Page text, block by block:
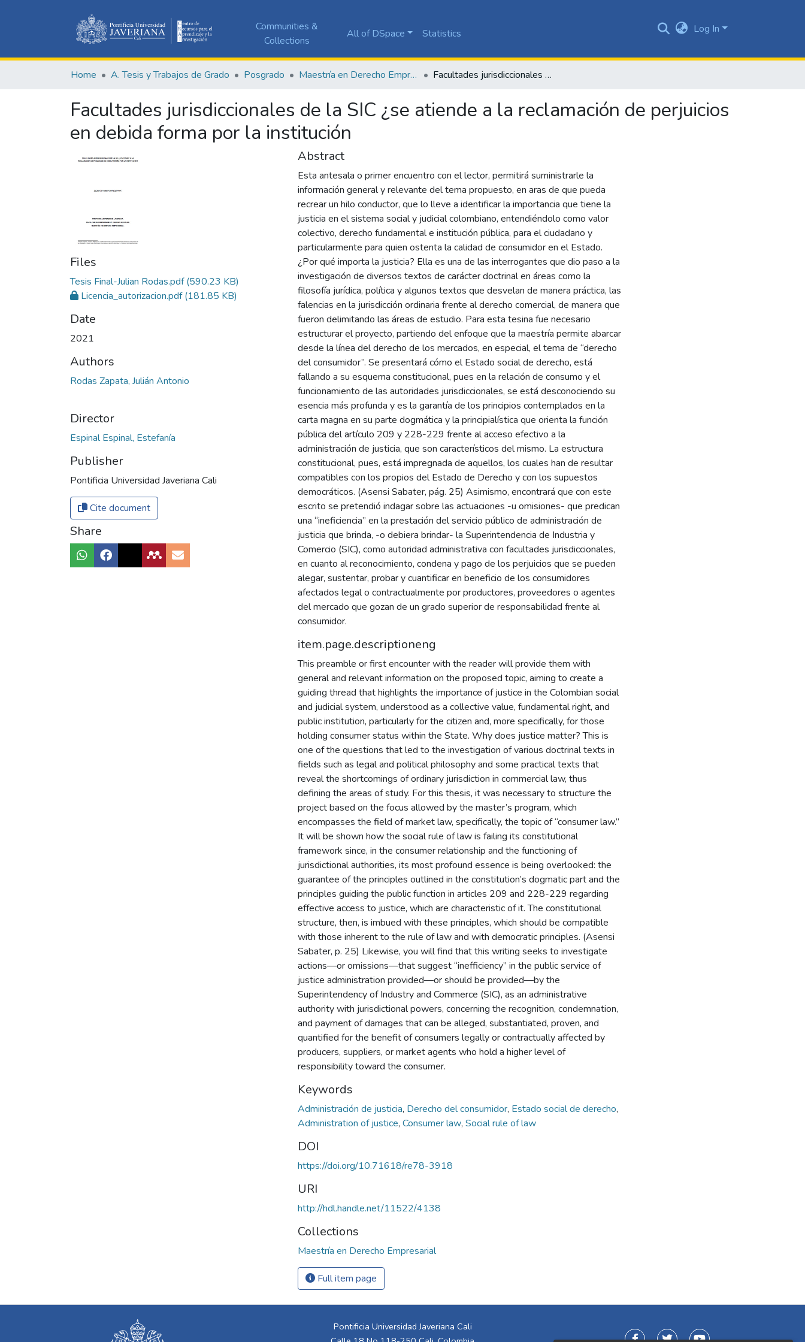
Communities &
Collections
All of DSpace Statistics Log In
Home A. Tesis y Trabajos de Grado Posgrado Maestría en Derecho Empresarial Facultades jurisdiccionales de la SIC ¿se atiende a la reclamación de perjuicios en debida forma por la institución
Facultades jurisdiccionales de la SIC ¿se atiende a la reclamación de perjuicios
en debida forma por la institución
Files
Tesis Final-Julian Rodas.pdf(590.23 KB)
Licencia_autorizacion.pdf(181.85 KB)
Date
2021
Authors
Rodas Zapata, Julián Antonio
Director
Espinal Espinal, Estefanía
Publisher
Pontificia Universidad Javeriana Cali
Cite document
Share
Abstract
Esta antesala o primer encuentro con el lector, permitirá suministrarle la
información general y relevante del tema propuesto, en aras de que pueda
recrear un hilo conductor, que lo lleve a identificar la importancia que tiene la
justicia en el sistema social y judicial colombiano, entendiéndolo como valor
colectivo, derecho fundamental e institución pública, para el ciudadano y
particularmente para quien ostenta la calidad de consumidor en el Estado.
¿Por qué importa la justicia? Ella es una de las interrogantes que dio paso a la
investigación de diversos textos de carácter doctrinal en áreas como la
filosofía jurídica, política y algunos textos que desvelan de manera práctica, las
falencias en la jurisdicción ordinaria frente al derecho comercial, de manera que
fueron delimitando las áreas de estudio. Para esta tesina fue necesario
estructurar el proyecto, partiendo del enfoque que la maestría permite abarcar
desde la línea del derecho de los mercados, en especial, el tema de “derecho
del consumidor”. Se presentará cómo el Estado social de derecho, está
fallando a su esquema constitucional, pues en la relación de consumo y el
funcionamiento de las autoridades jurisdiccionales, se está desconociendo su
esencia más profunda y es la garantía de los principios contemplados en la
carta magna en su parte dogmática y la principialística que orienta la función
pública del artículo 209 y 228-229 frente al acceso efectivo a la
administración de justicia, que son característicos del mismo. La estructura
constitucional, pues, está impregnada de aquellos, los cuales han de resultar
compatibles con los propios del Estado de Derecho y con los supuestos
democráticos. (Asensi Sabater, pág. 25) Asimismo, encontrará que con este
escrito se pretendió indagar sobre las actuaciones -u omisiones- que predican
una “ineficiencia” en la prestación del servicio público de administración de
justicia que brinda, -o debiera brindar- la Superintendencia de Industria y
Comercio (SIC), como autoridad administrativa con facultades jurisdiccionales,
en cuanto al reconocimiento, condena y pago de los perjuicios que se pueden
alegar, sustentar, probar y cuantificar en beneficio de los consumidores
afectados legal o contractualmente por productores, proveedores o agentes
del mercado que gozan de un grado superior de responsabilidad frente al
consumidor.
item.page.descriptioneng
This preamble or first encounter with the reader will provide them with
general and relevant information on the proposed topic, aiming to create a
guiding thread that highlights the importance of justice in the Colombian social
and judicial system, understood as a collective value, fundamental right, and
public institution, particularly for the citizen and, more specifically, for those
holding consumer status within the State. Why does justice matter? This is
one of the questions that led to the investigation of various doctrinal texts in
fields such as legal and political philosophy and some practical texts that
reveal the shortcomings of ordinary jurisdiction in commercial law, thus
defining the areas of study. For this thesis, it was necessary to structure the
project based on the focus allowed by the master’s program, which
encompasses the field of market law, specifically, the topic of “consumer law.”
It will be shown how the social rule of law is failing its constitutional
framework since, in the consumer relationship and the functioning of
jurisdictional authorities, its most profound essence is being overlooked: the
guarantee of the principles outlined in the constitution’s dogmatic part and the
principles guiding the public function in articles 209 and 228-229 regarding
effective access to justice, which are characteristic of it. The constitutional
structure, then, is imbued with these principles, which should be compatible
with those inherent to the rule of law and with democratic principles. (Asensi
Sabater, p. 25) Likewise, you will find that this writing seeks to investigate
actions—or omissions—that suggest “inefficiency” in the public service of
justice administration provided—or should be provided—by the
Superintendency of Industry and Commerce (SIC), as an administrative
authority with jurisdictional powers, concerning the recognition, condemnation,
and payment of damages that can be alleged, substantiated, proven, and
quantified for the benefit of consumers legally or contractually affected by
producers, suppliers, or market agents who hold a higher level of
responsibility toward the consumer.
Keywords
Administración de justicia, Derecho del consumidor, Estado social de derecho,
Administration of justice, Consumer law, Social rule of law
DOI
https://doi.org/10.71618/re78-3918
URI
http://hdl.handle.net/11522/4138
Collections
Maestría en Derecho Empresarial
Full item page
Pontificia Universidad Javeriana Cali